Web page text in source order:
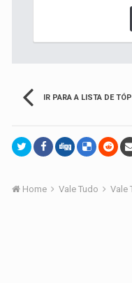
IR PARA A LISTA DE
Home Vale Tudo Vale